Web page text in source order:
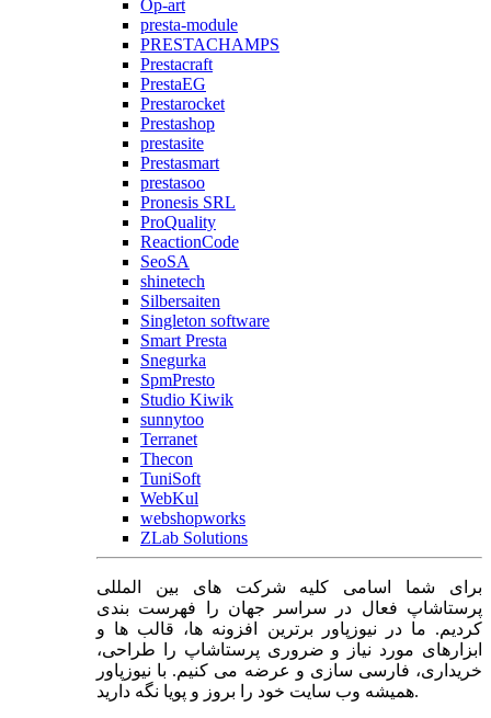
Op-art
presta-module
PRESTACHAMPS
Prestacraft
PrestaEG
Prestarocket
Prestashop
prestasite
Prestasmart
prestasoo
Pronesis SRL
ProQuality
ReactionCode
SeoSA
shinetech
Silbersaiten
Singleton software
Smart Presta
Snegurka
SpmPresto
Studio Kiwik
sunnytoo
Terranet
Thecon
TuniSoft
WebKul
webshopworks
ZLab Solutions
برای شما اسامی کلیه شرکت های بین المللی
پرستاشاپ فعال در سراسر جهان را فهرست بندی
کردیم. ما در نیوزپاور برترین افزونه ها، قالب ها و
ابزارهای مورد نیاز و ضروری پرستاشاپ را طراحی،
خریداری، فارسی سازی و عرضه می کنیم. با نیوزپاور
همیشه وب سایت خود را بروز و پویا نگه دارید.